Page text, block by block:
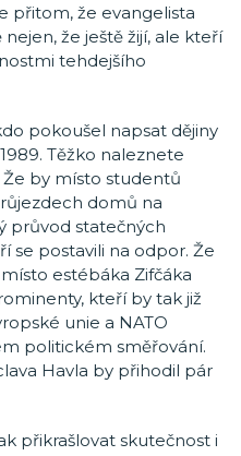
přitom, že evangelista
že ještě žijí, ale kteří
tehdejšího
pokoušel napsat dějiny
Těžko naleznete
by místo studentů
domů na
průvod statečných
se postavili na odpor. Že
estébáka Zifčáka
kteří by tak již
unie a NATO
politickém směřování.
Havla by přihodil pár
přikrašlovat skutečnost i